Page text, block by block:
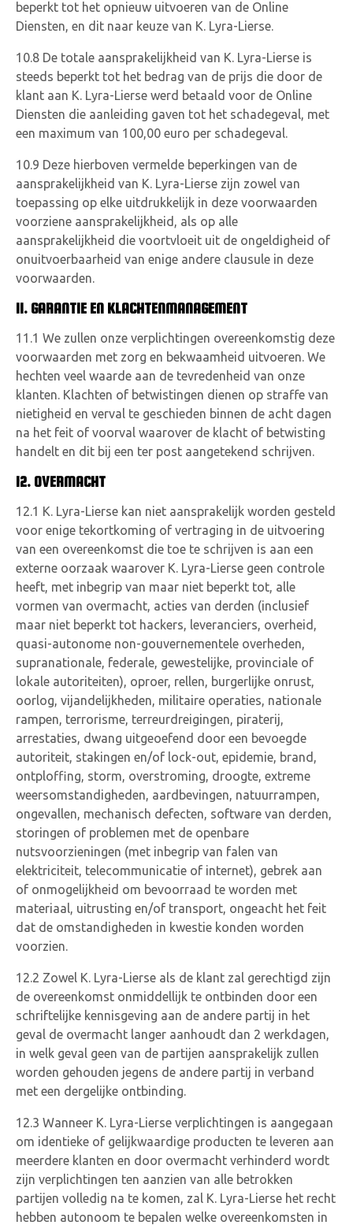
beperkt tot het opnieuw uitvoeren van de Online
Diensten, en dit naar keuze van K. Lyra-Lierse.
10.8 De totale aansprakelijkheid van K. Lyra-Lierse is
steeds beperkt tot het bedrag van de prijs die door de
klant aan K. Lyra-Lierse werd betaald voor de Online
Diensten die aanleiding gaven tot het schadegeval, met
een maximum van 100,00 euro per schadegeval.
10.9 Deze hierboven vermelde beperkingen van de
aansprakelijkheid van K. Lyra-Lierse zijn zowel van
toepassing op elke uitdrukkelijk in deze voorwaarden
voorziene aansprakelijkheid, als op alle
aansprakelijkheid die voortvloeit uit de ongeldigheid of
onuitvoerbaarheid van enige andere clausule in deze
voorwaarden.
11. GARANTIE EN KLACHTENMANAGEMENT
11.1 We zullen onze verplichtingen overeenkomstig deze
voorwaarden met zorg en bekwaamheid uitvoeren. We
hechten veel waarde aan de tevredenheid van onze
klanten. Klachten of betwistingen dienen op straffe van
nietigheid en verval te geschieden binnen de acht dagen
na het feit of voorval waarover de klacht of betwisting
handelt en dit bij een ter post aangetekend schrijven.
12. OVERMACHT
12.1 K. Lyra-Lierse kan niet aansprakelijk worden gesteld
voor enige tekortkoming of vertraging in de uitvoering
van een overeenkomst die toe te schrijven is aan een
externe oorzaak waarover K. Lyra-Lierse geen controle
heeft, met inbegrip van maar niet beperkt tot, alle
vormen van overmacht, acties van derden (inclusief
maar niet beperkt tot hackers, leveranciers, overheid,
quasi-autonome non-gouvernementele overheden,
supranationale, federale, gewestelijke, provinciale of
lokale autoriteiten), oproer, rellen, burgerlijke onrust,
oorlog, vijandelijkheden, militaire operaties, nationale
rampen, terrorisme, terreurdreigingen, piraterij,
arrestaties, dwang uitgeoefend door een bevoegde
autoriteit, stakingen en/of lock-out, epidemie, brand,
ontploffing, storm, overstroming, droogte, extreme
weersomstandigheden, aardbevingen, natuurrampen,
ongevallen, mechanisch defecten, software van derden,
storingen of problemen met de openbare
nutsvoorzieningen (met inbegrip van falen van
elektriciteit, telecommunicatie of internet), gebrek aan
of onmogelijkheid om bevoorraad te worden met
materiaal, uitrusting en/of transport, ongeacht het feit
dat de omstandigheden in kwestie konden worden
voorzien.
12.2 Zowel K. Lyra-Lierse als de klant zal gerechtigd zijn
de overeenkomst onmiddellijk te ontbinden door een
schriftelijke kennisgeving aan de andere partij in het
geval de overmacht langer aanhoudt dan 2 werkdagen,
in welk geval geen van de partijen aansprakelijk zullen
worden gehouden jegens de andere partij in verband
met een dergelijke ontbinding.
12.3 Wanneer K. Lyra-Lierse verplichtingen is aangegaan
om identieke of gelijkwaardige producten te leveren aan
meerdere klanten en door overmacht verhinderd wordt
zijn verplichtingen ten aanzien van alle betrokken
partijen volledig na te komen, zal K. Lyra-Lierse het recht
hebben autonoom te bepalen welke overeenkomsten in